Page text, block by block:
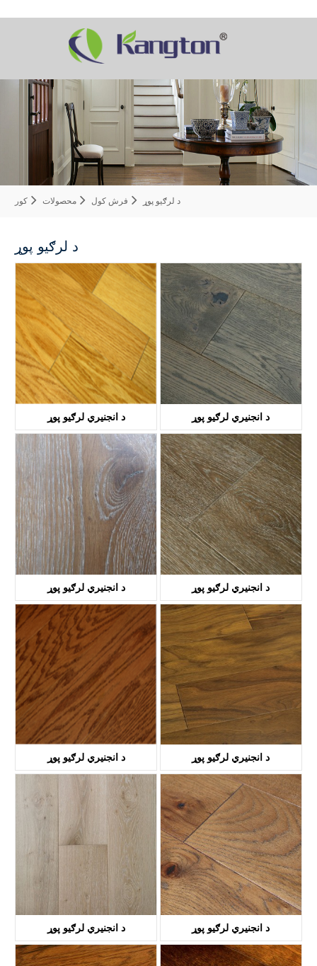
کور محصولات فرش کول د لرګیو پوړ
د لرګیو پوړ
د انجنیري لرګیو پوړ
د KTH1001
د انجنیري لرګیو پوړ
KTH1112
د انجنیري لرګیو پوړ
KTH1109
د انجنیري لرګیو پوړ
KTH1107
د انجنیري لرګیو پوړ
KTH1005
د انجنیري لرګیو پوړ
KTH1401
د انجنیري لرګیو پوړ
KTH1127
د انجنیري لرګیو پوړ
KTH1305